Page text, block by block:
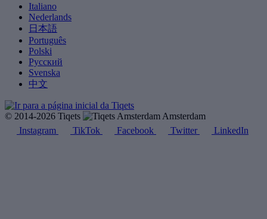
Italiano
Nederlands
日本語
Português
Polski
Русский
Svenska
中文
© 2014-2026 Tiqets
Amsterdam
Instagram
TikTok Facebook Twitter LinkedIn